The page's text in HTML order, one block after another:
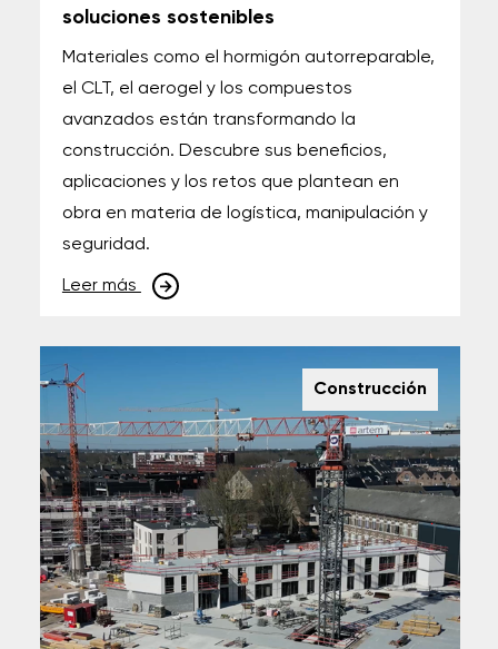
soluciones sostenibles
Materiales como el hormigón autorreparable,
el CLT, el aerogel y los compuestos
avanzados están transformando la
construcción. Descubre sus beneficios,
aplicaciones y los retos que plantean en
obra en materia de logística, manipulación y
seguridad.
Leer más
Construcción